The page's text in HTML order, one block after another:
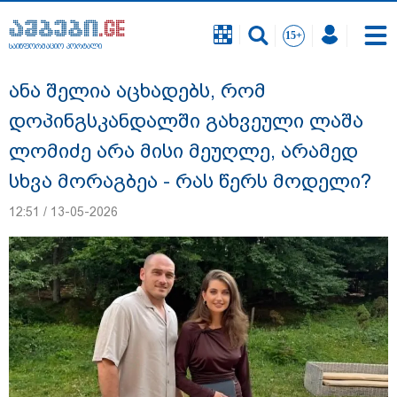
საინფორმაციო პორტალი
გიგა ავალიანის საქმეზე ნია იმნაძეს და
ანასტასია ბერუაშვილს ბრალდება
წარუდგინეს
საინფორმაციო პორტალი
ანა შელია აცხადებს, რომ
დოპინგსკანდალში გახვეული ლაშა
ლომიძე არა მისი მეუღლე, არამედ
სხვა მორაგბეა - რას წერს მოდელი?
12:51 / 13-05-2026